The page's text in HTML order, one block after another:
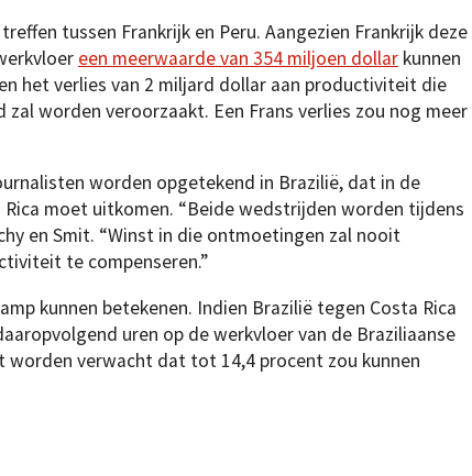
tussen Frankrijk en Peru. Aangezien Frankrijk deze
een meerwaarde van 354 miljoen dollar kunnen
het verlies van 2 miljard dollar aan productiviteit die
worden veroorzaakt. Een Frans verlies zou nog meer
worden opgetekend in Brazilië, dat in de
moet uitkomen. “Beide wedstrijden worden tijdens
en Smit. “Winst in die ontmoetingen zal nooit
te compenseren.”
kunnen betekenen. Indien Brazilië tegen Costa Rica
uren op de werkvloer van de Braziliaanse
verwacht dat tot 14,4 procent zou kunnen